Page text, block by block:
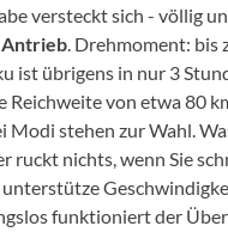
versteckt sich - völlig
Antrieb. Drehmoment: bis
ist übrigens in nur 3
Reichweite von etwa 80
Modi stehen zur Wahl.
ruckt nichts, wenn Sie
funktioniert der